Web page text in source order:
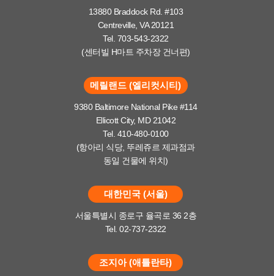
13880 Braddock Rd. #103
Centreville, VA 20121
Tel. 703-543-2322
(센터빌 H마트 주차장 건너편)
메릴랜드 (엘리컷시티)
9380 Baltimore National Pike #114
Ellicott City, MD 21042
Tel. 410-480-0100
(항아리 식당, 뚜레쥬르 제과점과
동일 건물에 위치)
대한민국 (서울)
서울특별시 종로구 율곡로 36 2층
Tel. 02-737-2322
조지아 (애틀란타)